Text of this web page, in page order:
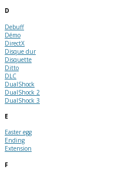
D
Debuff
Démo
DirectX
Disque dur
Disquette
Ditto
DLC
DualShock
DualShock 2
DualShock 3
E
Easter egg
Ending
Extension
F